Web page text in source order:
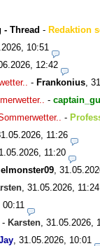
- Thread - Redaktion
10:51
12:42
- Frankonius
-
-
11:26
11:20
31.05.2026, 11:24
- Karsten 31.05.2026,
31.05.2026, 10:01